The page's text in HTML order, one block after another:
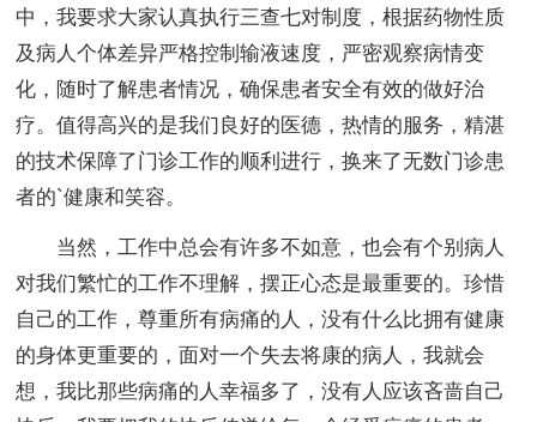
中，我要求大家认真执行三查七对制度，根据药物性质
及病人个体差异严格控制输液速度，严密观察病情变
化，随时了解患者情况，确保患者安全有效的做好治
疗。值得高兴的是我们良好的医德，热情的服务，精湛
的技术保障了门诊工作的顺利进行，换来了无数门诊患
者的`健康和笑容。
当然，工作中总会有许多不如意，也会有个别病人
对我们繁忙的工作不理解，摆正心态是最重要的。珍惜
自己的工作，尊重所有病痛的人，没有什么比拥有健康
的身体更重要的，面对一个失去将康的病人，我就会
想，我比那些病痛的人幸福多了，没有人应该吝啬自己